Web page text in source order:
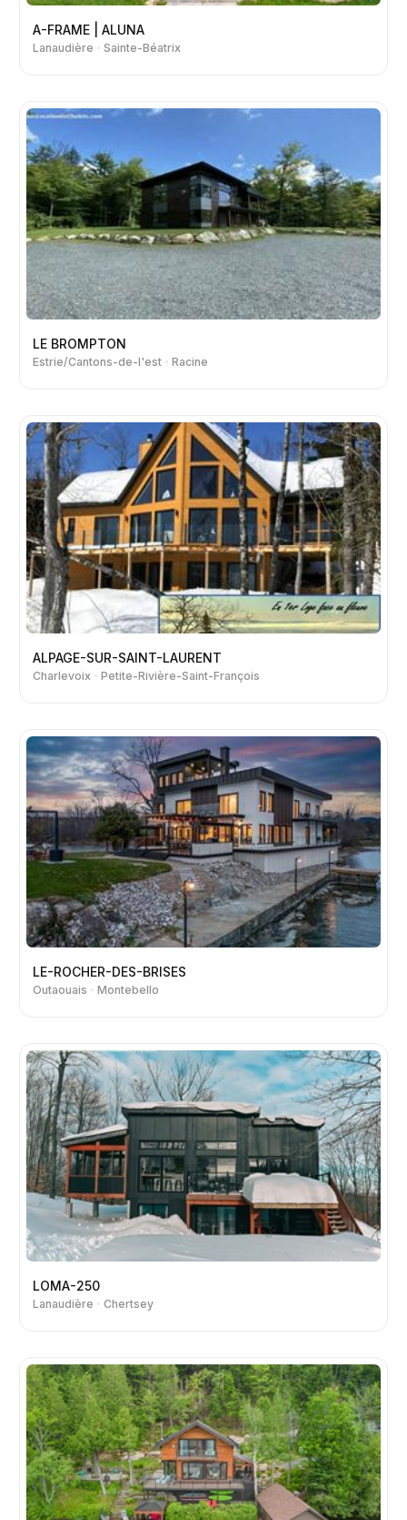
A-FRAME | ALUNA
Lanaudière Sainte-Béatrix
LE BROMPTON
Estrie/Cantons-de-l'est Racine
ALPAGE-SUR-SAINT-LAURENT
Charlevoix Petite-Rivière-Saint-François
LE-ROCHER-DES-BRISES
Outaouais Montebello
LOMA-250
Lanaudière Chertsey